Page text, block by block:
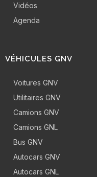
Vidéos
Agenda
VÉHICULES GNV
Voitures GNV
Utilitaires GNV
Camions GNV
Camions GNL
Bus GNV
Autocars GNV
Autocars GNL